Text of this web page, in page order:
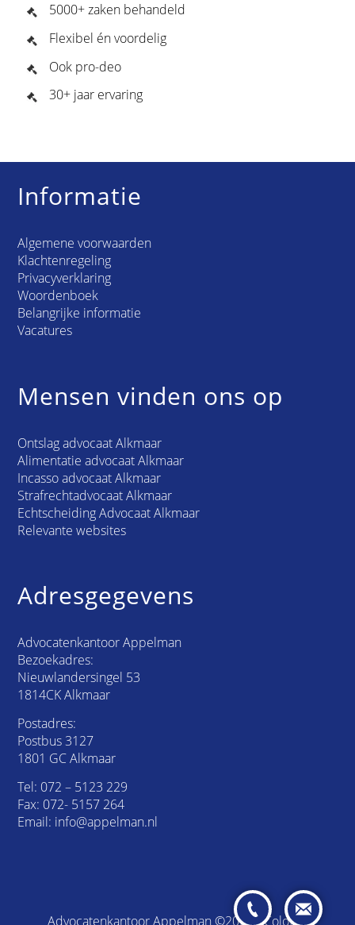
5000+ zaken behandeld
Flexibel én voordelig
Ook pro-deo
30+ jaar ervaring
Informatie
Algemene voorwaarden
Klachtenregeling
Privacyverklaring
Woordenboek
Belangrijke informatie
Vacatures
Mensen vinden ons op
Ontslag advocaat Alkmaar
Alimentatie advocaat Alkmaar
Incasso advocaat Alkmaar
Strafrechtadvocaat Alkmaar
Echtscheiding Advocaat Alkmaar
Relevante websites
Adresgegevens
Advocatenkantoor Appelman
Bezoekadres:
Nieuwlandersingel 53
1814CK Alkmaar
Postadres:
Postbus 3127
1801 GC Alkmaar
Tel: 072 – 5123 229
Fax: 072- 5157 264
Email: info@appelman.nl
Advocatenkantoor Appelman ©2026 /Colofon